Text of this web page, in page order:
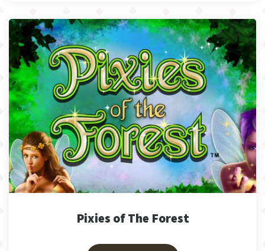
Pixies of The Forest